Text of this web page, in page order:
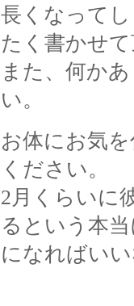
長くなって
たく書かせ
また、何か
い。
お体にお気
ください。
2月くらいに
るという本
になればい